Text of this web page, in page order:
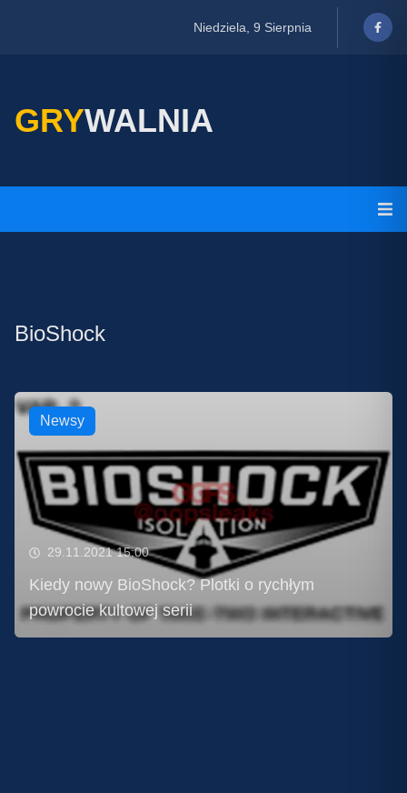
Niedziela, 9 Sierpnia
GRYWALNIA
BioShock
Newsy
29.11.2021 15:00
Kiedy nowy BioShock? Plotki o rychłym
powrocie kultowej serii